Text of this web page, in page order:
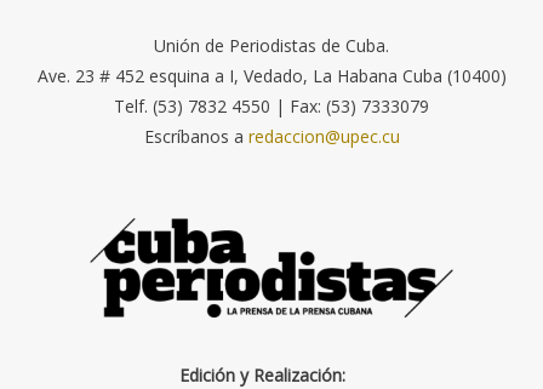
Unión de Periodistas de Cuba.
Ave. 23 # 452 esquina a I, Vedado, La Habana Cuba (10400)
Telf. (53) 7832 4550 | Fax: (53) 7333079
Escríbanos a redaccion@upec.cu
Edición y Realización: